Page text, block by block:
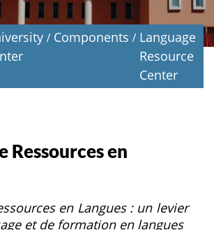
Components
Language
Resource
Center
Ressources en
en Langues : un levier
et de formation en langues